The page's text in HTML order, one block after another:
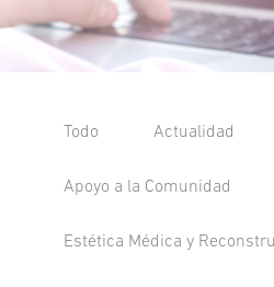
Todo Actualidad
Apoyo a la Comunidad
Estética Médica y